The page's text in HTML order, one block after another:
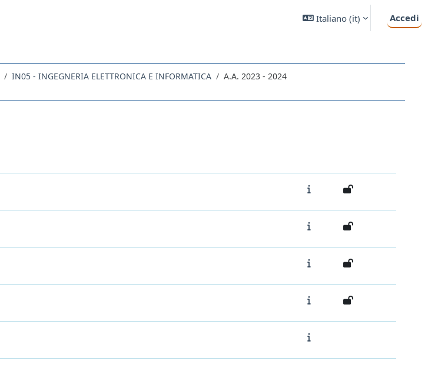
Italiano ‎(it)‎ Accedi
IN05 - INGEGNERIA ELETTRONICA E INFORMATICA A.A. 2023 - 2024